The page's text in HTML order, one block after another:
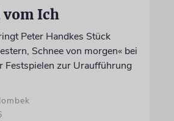
vom Ich
Peter Handkes Stück
Schnee von morgen« bei
Festspielen zur Uraufführung